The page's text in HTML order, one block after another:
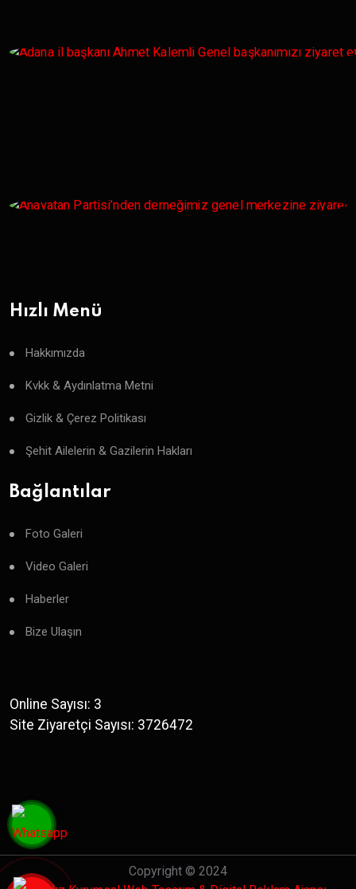
Hızlı Menü
Hakkımızda
Kvkk & Aydınlatma Metni
Gizlik & Çerez Politikası
Şehit Ailelerin & Gazilerin Hakları
Bağlantılar
Foto Galeri
Video Galeri
Haberler
Bize Ulaşın
Online Sayısı: 3
Site Ziyaretçi Sayısı: 3726472
Copyright © 2024